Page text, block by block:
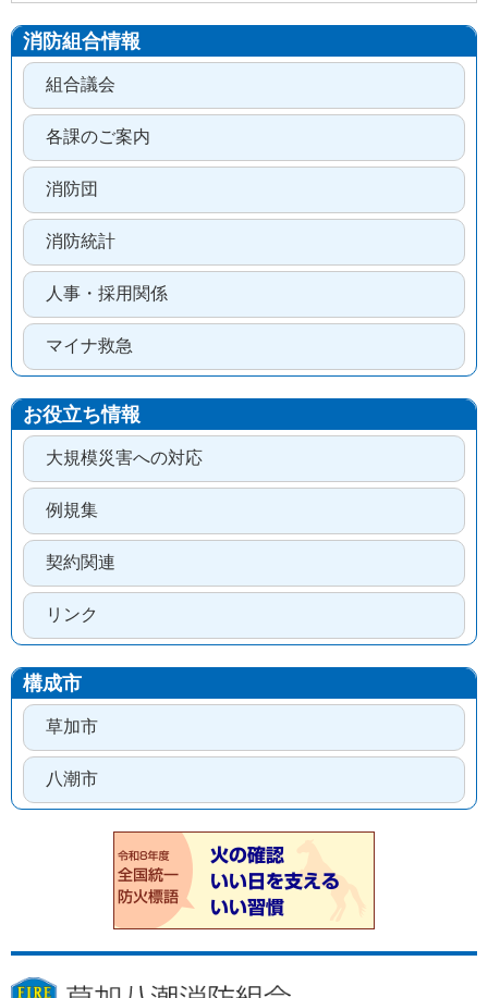
消防組合情報
組合議会
各課のご案内
消防団
消防統計
人事・採用関係
マイナ救急
お役立ち情報
大規模災害への対応
例規集
契約関連
リンク
構成市
草加市
八潮市